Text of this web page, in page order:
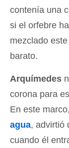
contenía una
si el orfebre
mezclado
barato.
Arquímedes
corona para
En este
agua, advirtió
cuando él